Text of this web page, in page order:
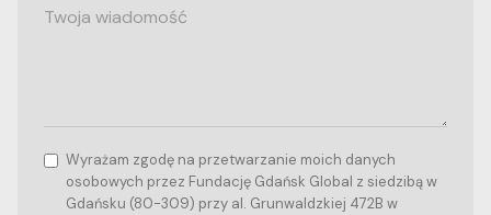
Wyrażam zgodę na przetwarzanie moich danych
osobowych przez Fundację Gdańsk Global z siedzibą w
Gdańsku (80-309) przy al. Grunwaldzkiej 472B w